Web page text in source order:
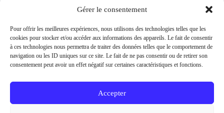
Gérer le consentement
Pour offrir les meilleures expériences, nous utilisons des technologies telles que les
cookies pour stocker et/ou accéder aux informations des appareils. Le fait de consentir
à ces technologies nous permettra de traiter des données telles que le comportement de
navigation ou les ID uniques sur ce site. Le fait de ne pas consentir ou de retirer son
consentement peut avoir un effet négatif sur certaines caractéristiques et fonctions.
Accepter
Addresse :
1 place de l'église 63260 Thuret
Phone:
04 73 97 91 58
E-mail :
Permanences :